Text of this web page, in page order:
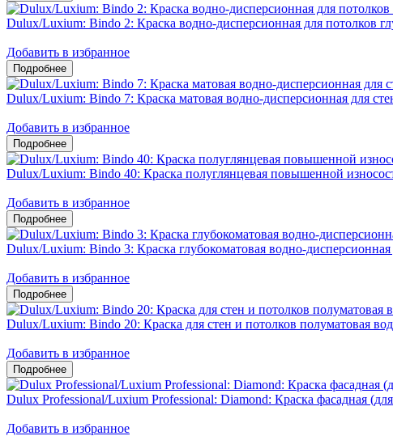
Dulux/Luxium: Bindo 2: Краска водно-дисперсионная для потолков
Добавить в избранное
Dulux/Luxium: Bindo 7: Краска матовая водно-дисперсионная для
Добавить в избранное
Dulux/Luxium: Bindo 40: Краска полуглянцевая повышенной
Добавить в избранное
Dulux/Luxium: Bindo 3: Краска глубокоматовая водно-дисперсионная
Добавить в избранное
Dulux/Luxium: Bindo 20: Краска для стен и потолков полуматовая
Добавить в избранное
Dulux Professional/Luxium Professional: Diamond: Краска фасадная
Добавить в избранное